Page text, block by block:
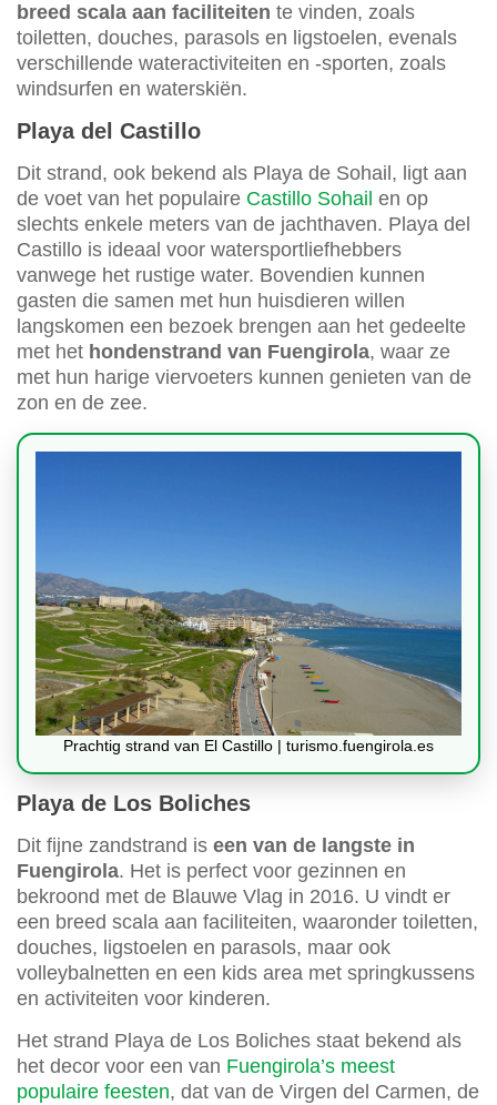
breed scala aan faciliteiten te vinden, zoals
toiletten, douches, parasols en ligstoelen, evenals
verschillende wateractiviteiten en -sporten, zoals
windsurfen en waterskiën.
Playa del Castillo
Dit strand, ook bekend als Playa de Sohail, ligt aan
de voet van het populaire Castillo Sohail en op
slechts enkele meters van de jachthaven. Playa del
Castillo is ideaal voor watersportliefhebbers
vanwege het rustige water. Bovendien kunnen
gasten die samen met hun huisdieren willen
langskomen een bezoek brengen aan het gedeelte
met het hondenstrand van Fuengirola, waar ze
met hun harige viervoeters kunnen genieten van de
zon en de zee.
Prachtig strand van El Castillo | turismo.fuengirola.es
Playa de Los Boliches
Dit fijne zandstrand is een van de langste in
Fuengirola. Het is perfect voor gezinnen en
bekroond met de Blauwe Vlag in 2016. U vindt er
een breed scala aan faciliteiten, waaronder toiletten,
douches, ligstoelen en parasols, maar ook
volleybalnetten en een kids area met springkussens
en activiteiten voor kinderen.
Het strand Playa de Los Boliches staat bekend als
het decor voor een van Fuengirola’s meest
populaire feesten, dat van de Virgen del Carmen, de